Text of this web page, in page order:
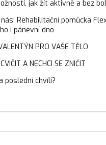
jak žít aktivně a bez
Rehabilitační pomůcka
i pánevní dno
PRO VAŠE TĚLO
A NECHCI SE ZNIČIT
poslední chvíli?